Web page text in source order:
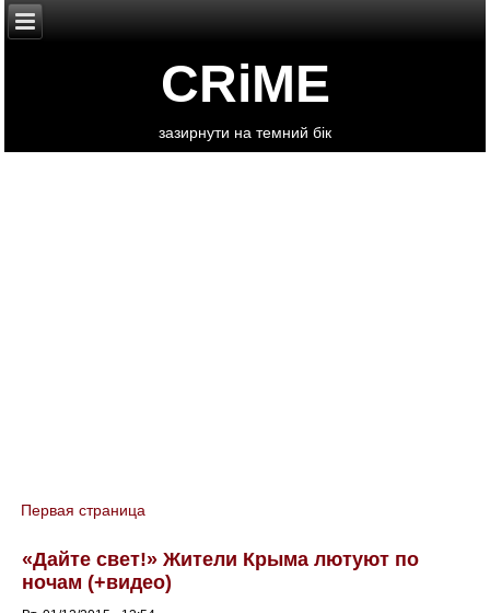
CRiME
зазирнути на темний бік
You are here
Первая страница
«Дайте свет!» Жители Крыма лютуют по
ночам (+видео)